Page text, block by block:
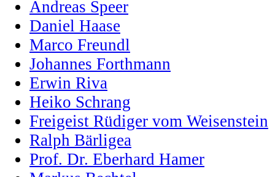
Andreas Speer
Daniel Haase
Marco Freundl
Johannes Forthmann
Erwin Riva
Heiko Schrang
Freigeist Rüdiger vom Weisenstein
Ralph Bärligea
Prof. Dr. Eberhard Hamer